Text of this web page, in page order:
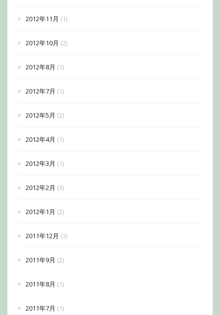
2012年11月 (1)
2012年10月 (2)
2012年8月 (1)
2012年7月 (1)
2012年5月 (2)
2012年4月 (1)
2012年3月 (1)
2012年2月 (3)
2012年1月 (2)
2011年12月 (3)
2011年9月 (2)
2011年8月 (1)
2011年7月 (1)